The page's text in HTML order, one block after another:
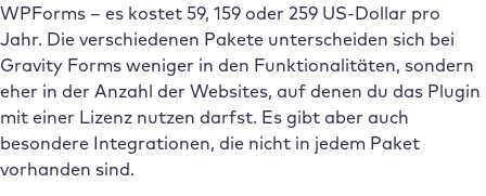
WPForms – es kostet 59, 159 oder 259 US-Dollar pro
Jahr. Die verschiedenen Pakete unterscheiden sich bei
Gravity Forms weniger in den Funktionalitäten, sondern
eher in der Anzahl der Websites, auf denen du das Plugin
mit einer Lizenz nutzen darfst. Es gibt aber auch
besondere Integrationen, die nicht in jedem Paket
vorhanden sind.